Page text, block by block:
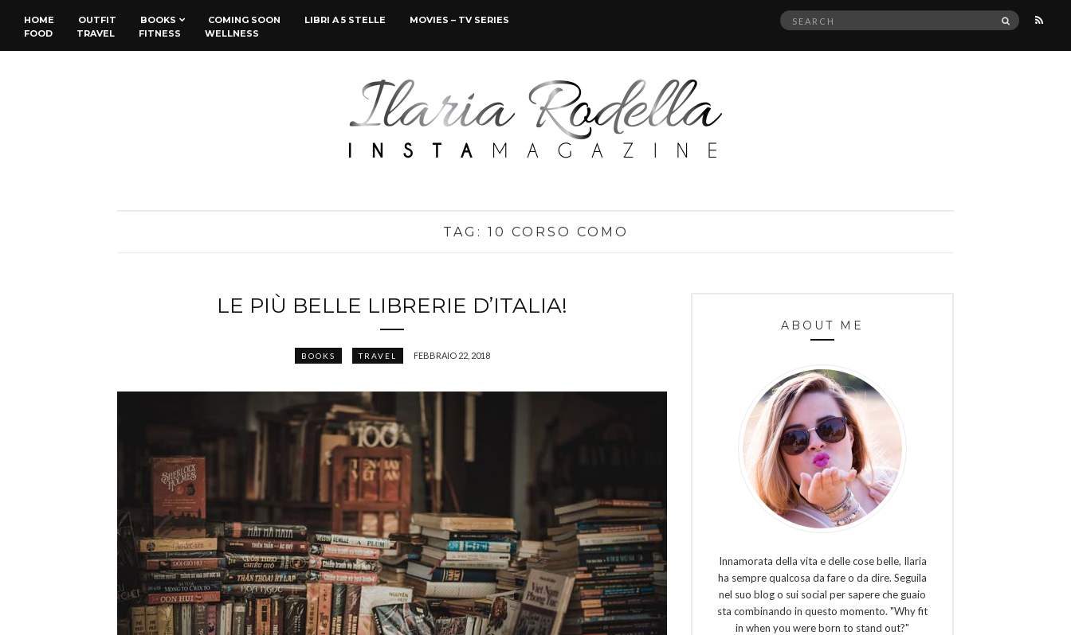
HOME OUTFIT BOOKS COMING SOON LIBRI A 5 STELLE
MOVIES – TV SERIES
FOOD
TRAVEL FITNESS WELLNESS
Search
SEARCH
TAG: 10 CORSO COMO
LE PIÙ BELLE LIBRERIE D’ITALIA!
BOOKS TRAVEL FEBBRAIO 22, 2018
ABOUT ME
Innamorata della vita e delle cose belle, Ilaria
ha sempre qualcosa da fare o da dire. Seguila
nel suo blog o sui social per sapere che guaio
sta combinando in questo momento. "Why fit
in when you were born to stand out?"